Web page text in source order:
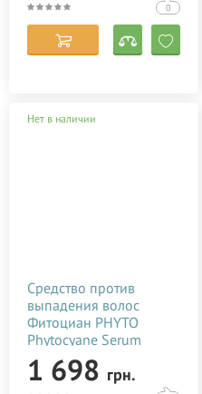
0
Нет в наличии
Средство против
выпадения волос
Фитоциан PHYTO
Phytocyane Serum
Antichute 12*7,5 мл
1 698 грн.